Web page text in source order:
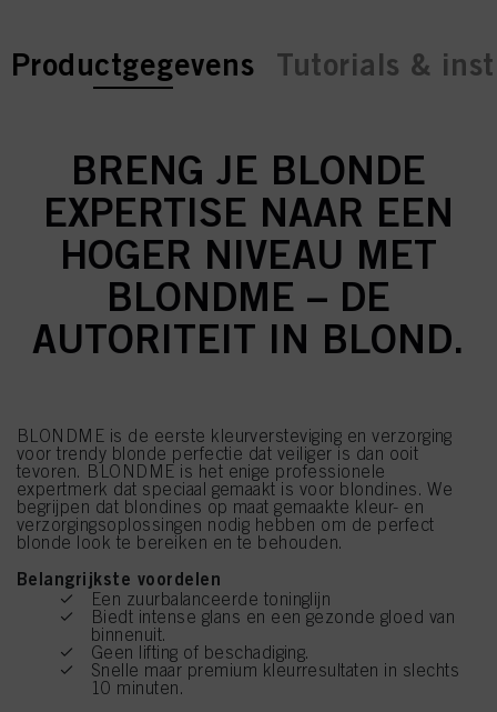
current tab:
current tab:
Productgegevens Tutorials &
BRENG JE BLONDE
EXPERTISE NAAR EEN
HOGER NIVEAU MET
BLONDME – DE
AUTORITEIT IN BLOND.
BLONDME is de eerste kleurversteviging en verzorging
voor trendy blonde perfectie dat veiliger is dan ooit
tevoren. BLONDME is het enige professionele
expertmerk dat speciaal gemaakt is voor blondines. We
begrijpen dat blondines op maat gemaakte kleur- en
verzorgingsoplossingen nodig hebben om de perfect
blonde look te bereiken en te behouden.
Belangrijkste voordelen
Een zuurbalanceerde toninglijn
Biedt intense glans en een gezonde gloed van
binnenuit.
Geen lifting of beschadiging.
Snelle maar premium kleurresultaten in slechts
10 minuten.